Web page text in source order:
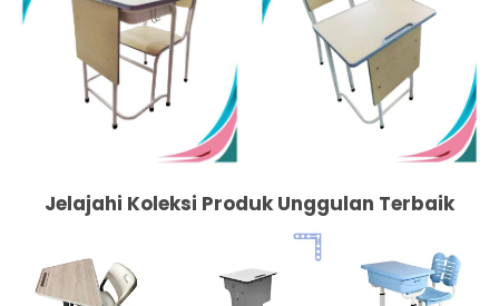
Jelajahi Koleksi Produk Unggulan Terbaik